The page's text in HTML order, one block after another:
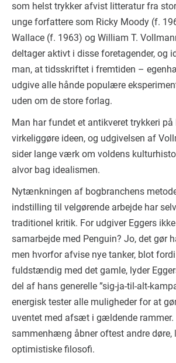
som helst trykker afvist litteratur fra
unge forfattere som Ricky Moody (f.
Wallace (f. 1963) og William T.
deltager aktivt i disse foretagender, og
man, at tidsskriftet i fremtiden –
udgive alle hånde populære
uden om de store forlag.
Man har fundet et antikveret trykkeri på
virkeliggøre ideen, og udgivelsen af
sider lange værk om voldens
alvor bag idealismen.
Nytænkningen af bogbranchens
indstilling til velgørende arbejde har
traditionel kritik. For udgiver Eggers
samarbejde med Penguin? Jo, det gør
men hvorfor afvise nye tanker, blot
fuldstændig med det gamle, lyder
del af hans generelle ”sig-ja-til-alt-
energisk tester alle muligheder for at
uventet med afsæt i gældende rammer.
sammenhæng åbner oftest andre døre,
optimistiske filosofi.